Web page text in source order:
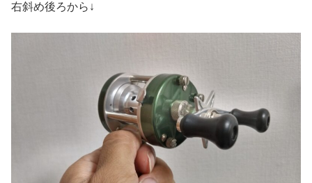
右斜め後ろから↓